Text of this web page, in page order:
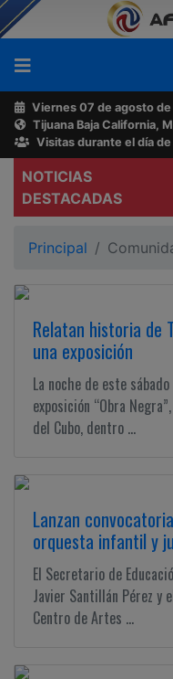
Viernes 07 de agosto
Tijuana Baja California,
Visitas durante el día
NOTICIAS
DESTACADAS
durante julio
Principal
Relatan historia de
una exposición
La noche de este
exposición “Obra
del Cubo, dentro ...
Lanzan
orquesta infantil y
El Secretario de
Javier Santillán Pérez y
Centro de Artes ...
Buscador
Acerca
de
AFN
y
Contacto
Reportero
Ciudadano